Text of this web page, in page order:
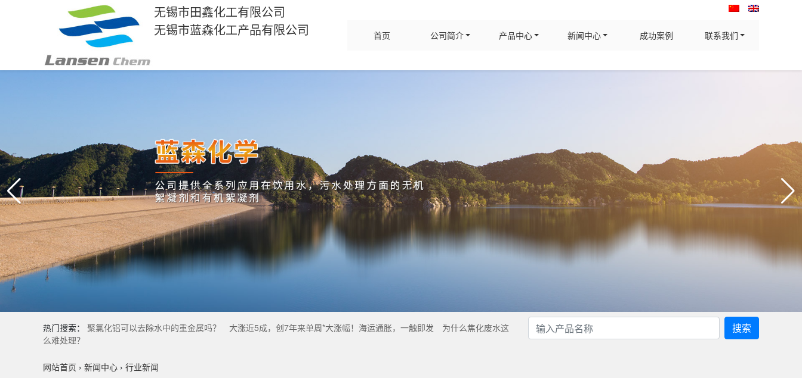
无锡市田鑫化工有限公司
无锡市蓝森化工产品有限公司
首页 公司简介 产品中心 新闻中心 成功案例 联系我们
热门搜索： 聚氯化铝可以去除水中的重金属吗？ 大涨近5成，创7年来单周*大涨幅！海运通胀，一触即发
为什么焦化废水这
么难处理？
搜索
网站首页 › 新闻中心 › 行业新闻